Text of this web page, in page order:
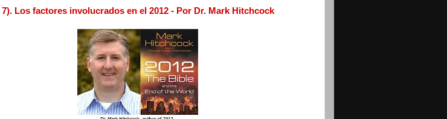
7). Los factores involucrados en el 2012 - Por Dr. Mark Hitchcock